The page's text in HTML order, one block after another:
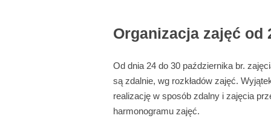
Organizacja zajęć od
Od dnia 24 do 30 października br.
są zdalnie, wg rozkładów zajęć.
realizację w sposób zdalny i zajęcia
harmonogramu zajęć.